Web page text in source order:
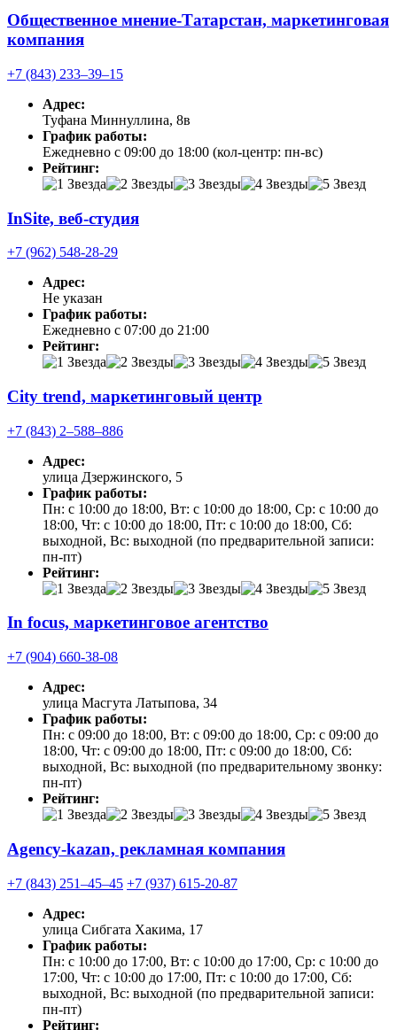
Общественное мнение-Татарстан, маркетинговая
компания
+7 (843) 233‒39‒15
Адрес:
Туфана Миннуллина, 8в
График работы:
Ежедневно с 09:00 до 18:00 (кол-центр: пн-вс)
Рейтинг:
InSite, веб-студия
+7 (962) 548-28-29
Адрес:
Не указан
График работы:
Ежедневно с 07:00 до 21:00
Рейтинг:
City trend, маркетинговый центр
+7 (843) 2‒588‒886
Адрес:
улица Дзержинского, 5
График работы:
Пн: с 10:00 до 18:00, Вт: с 10:00 до 18:00, Ср: с 10:00 до
18:00, Чт: с 10:00 до 18:00, Пт: с 10:00 до 18:00, Сб:
выходной, Вс: выходной (по предварительной записи:
пн-пт)
Рейтинг:
In focus, маркетинговое агентство
+7 (904) 660-38-08
Адрес:
улица Масгута Латыпова, 34
График работы:
Пн: с 09:00 до 18:00, Вт: с 09:00 до 18:00, Ср: с 09:00 до
18:00, Чт: с 09:00 до 18:00, Пт: с 09:00 до 18:00, Сб:
выходной, Вс: выходной (по предварительному звонку:
пн-пт)
Рейтинг:
Agency-kazan, рекламная компания
+7 (843) 251‒45‒45 +7 (937) 615-20-87
Адрес:
улица Сибгата Хакима, 17
График работы:
Пн: с 10:00 до 17:00, Вт: с 10:00 до 17:00, Ср: с 10:00 до
17:00, Чт: с 10:00 до 17:00, Пт: с 10:00 до 17:00, Сб:
выходной, Вс: выходной (по предварительной записи:
пн-пт)
Рейтинг: